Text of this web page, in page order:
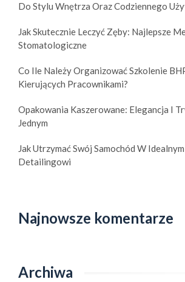
Do Stylu Wnętrza Oraz Codziennego
Jak Skutecznie Leczyć Zęby: Najlepsze
Stomatologiczne
Co Ile Należy Organizować Szkolenie
Kierujących Pracownikami?
Opakowania Kaszerowane: Elegancja I
Jednym
Jak Utrzymać Swój Samochód W
Detailingowi
Najnowsze komentarze
Archiwa